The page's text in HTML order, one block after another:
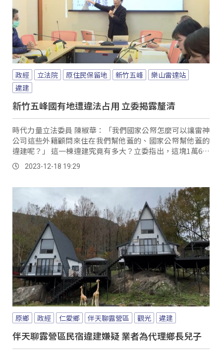
政經 立法院 原住民保留地 新竹五峰
樂山雷達站
違建
新竹五峰國有地遭違法占用 立委揭露釐清
時代力量立法委員 陳椒華：「我們國家公帑怎麼可以讓雷神
公司這些外籍顧問來住在我們幫他蓋的、國家公帑幫他蓋的
違建呢？」 這一棟違建究竟有多大？立委指出，這塊1萬6千
4百多平方公尺的建地就坐落在五峰鄉的石鹿段上，而權屬狀
況100%屬於國有；因此立委質疑國防部和美國大型國防工業
33億元的住宿租金，難道是花人民納稅錢，向占用國有地蓋
違建的不法廠商租屋嗎？ 空軍保修指揮部上校副指揮官...。
2023-12-18 19:29
原鄉 政經 仁愛鄉 伴天聊露營區 觀光 違建
伴天聊露營區民宿違建嫌疑 業者為代理鄉長兒子